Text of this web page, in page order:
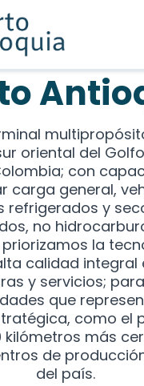
oriental del
con
carga general,
refrigerados y
no
la
calidad integral
y servicios;
que
como el
kilómetros más
de
del país.